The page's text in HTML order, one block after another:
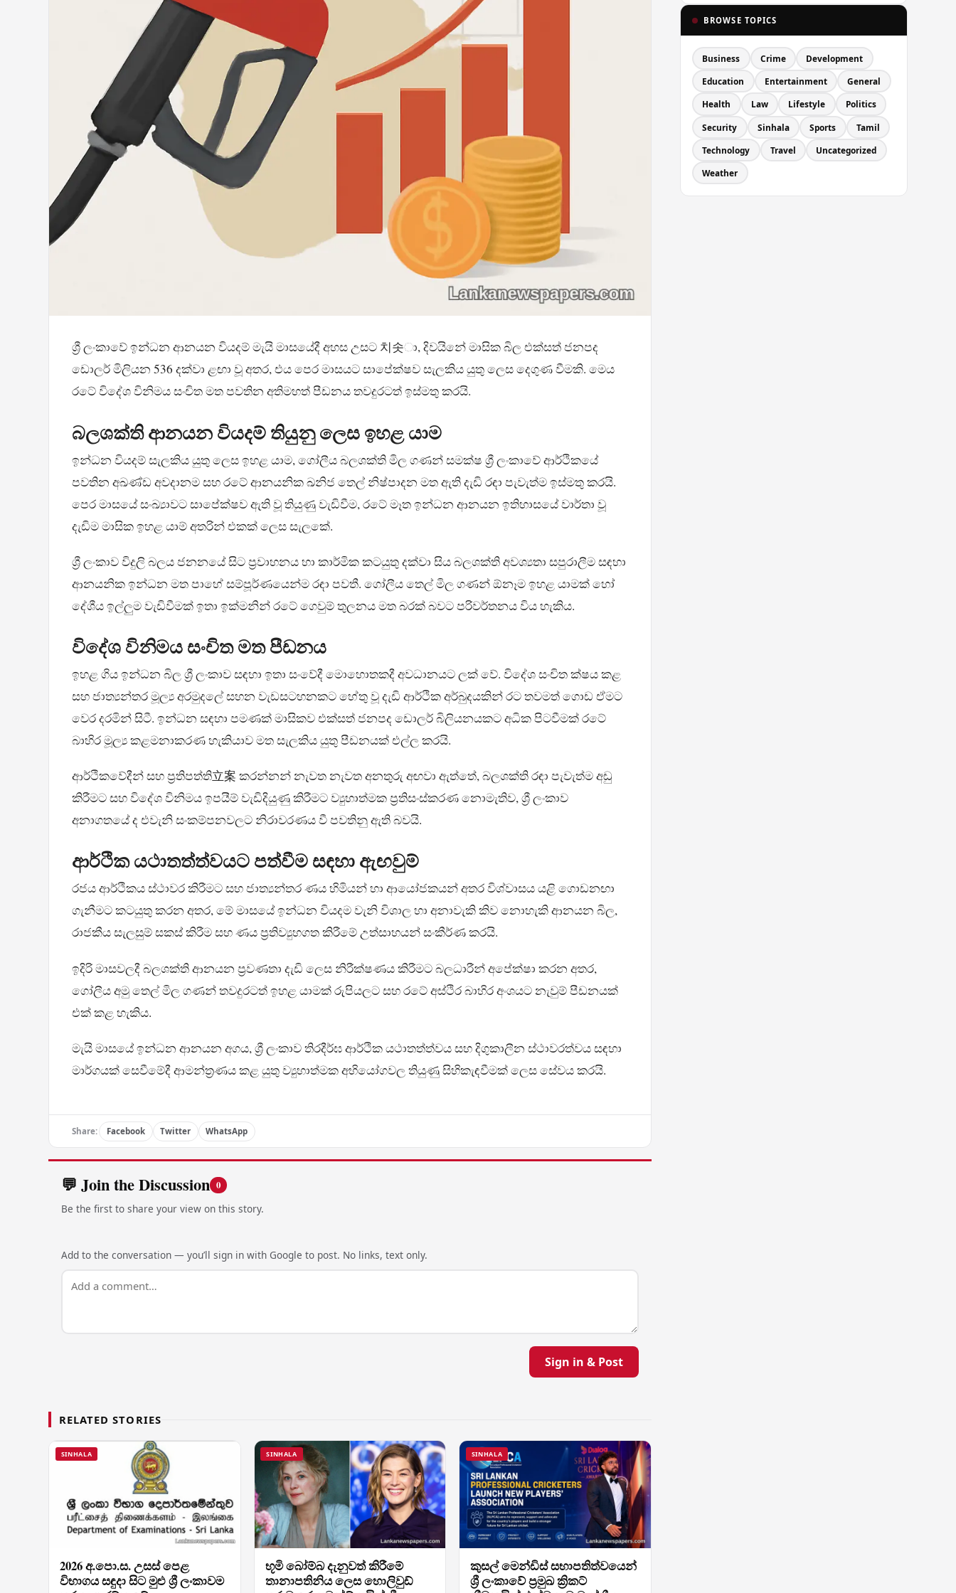
ශ්‍රී ලංකාවේ ඉන්ධන ආනයන වියදම් මැයි මාසයේදී අහස උසට 치솟ා, දිවයිනේ මාසික බිල එක්සත් ජනපද
ඩොලර් මිලියන 536 දක්වා ළඟා වූ අතර, එය පෙර මාසයට සාපේක්ෂව සැලකිය යුතු ලෙස දෙගුණ වීමකි. මෙය
රටේ විදේශ විනිමය සංචිත මත පවතින අතිමහත් පීඩනය තවදුරටත් ඉස්මතු කරයි.
බලශක්ති ආනයන වියදම් තියුනු ලෙස ඉහළ යාම
ඉන්ධන වියදම් සැලකිය යුතු ලෙස ඉහළ යාම, ගෝලීය බලශක්ති මිල ගණන් සමක්ෂ ශ්‍රී ලංකාවේ ආර්ථිකයේ
පවතින අඛණ්ඩ අවදානම සහ රටේ ආනයනික ඛනිජ තෙල් නිෂ්පාදන මත ඇති දැඩි රඳා පැවැත්ම ඉස්මතු කරයි.
පෙර මාසයේ සංඛ්‍යාවට සාපේක්ෂව ඇති වූ තියුණු වැඩිවීම, රටේ මෑත ඉන්ධන ආනයන ඉතිහාසයේ වාර්තා වූ
දැඩිම මාසික ඉහළ යාම් අතරින් එකක් ලෙස සැලකේ.
ශ්‍රී ලංකාව විදුලි බලය ජනනයේ සිට ප්‍රවාහනය හා කාර්මික කටයුතු දක්වා සිය බලශක්ති අවශ්‍යතා සපුරාලීම සඳහා
ආනයනික ඉන්ධන මත පාහේ සම්පූර්ණයෙන්ම රඳා පවතී. ගෝලීය තෙල් මිල ගණන් ඕනෑම ඉහළ යාමක් හෝ
දේශීය ඉල්ලුම වැඩිවීමක් ඉතා ඉක්මනින් රටේ ගෙවුම් තුලනය මත බරක් බවට පරිවර්තනය විය හැකිය.
විදේශ විනිමය සංචිත මත පීඩනය
ඉහළ ගිය ඉන්ධන බිල ශ්‍රී ලංකාව සඳහා ඉතා සංවේදී මොහොතකදී අවධානයට ලක් වේ. විදේශ සංචිත ක්ෂය කළ
සහ ජාත්‍යන්තර මූල්‍ය අරමුදලේ සහන වැඩසටහනකට හේතු වූ දැඩි ආර්ථික අර්බුදයකින් රට තවමත් ගොඩ ඒමට
වෙර දරමින් සිටී. ඉන්ධන සඳහා පමණක් මාසිකව එක්සත් ජනපද ඩොලර් බිලියනයකට අධික පිටවීමක් රටේ
බාහිර මූල්‍ය කළමනාකරණ හැකියාව මත සැලකිය යුතු පීඩනයක් එල්ල කරයි.
ආර්ථිකවේදීන් සහ ප්‍රතිපත්ති立案 කරන්නන් නැවත නැවත අනතුරු අඟවා ඇත්තේ, බලශක්ති රඳා පැවැත්ම අඩු
කිරීමට සහ විදේශ විනිමය ඉපයීම් වැඩිදියුණු කිරීමට ව්‍යුහාත්මක ප්‍රතිසංස්කරණ නොමැතිව, ශ්‍රී ලංකාව
අනාගතයේ ද එවැනි සංකම්පනවලට නිරාවරණය වී පවතිනු ඇති බවයි.
ආර්ථික යථාතත්ත්වයට පත්වීම සඳහා ඇඟවුම්
රජය ආර්ථිකය ස්ථාවර කිරීමට සහ ජාත්‍යන්තර ණය හිමියන් හා ආයෝජකයන් අතර විශ්වාසය යළි ගොඩනඟා
ගැනීමට කටයුතු කරන අතර, මේ මාසයේ ඉන්ධන වියදම වැනි විශාල හා අනාවැකි කිව නොහැකි ආනයන බිල,
රාජකීය සැලසුම් සකස් කිරීම සහ ණය ප්‍රතිව්‍යුහගත කිරීමේ උත්සාහයන් සංකීර්ණ කරයි.
ඉදිරි මාසවලදී බලශක්ති ආනයන ප්‍රවණතා දැඩි ලෙස නිරීක්ෂණය කිරීමට බලධාරීන් අපේක්ෂා කරන අතර,
ගෝලීය අමු තෙල් මිල ගණන් තවදුරටත් ඉහළ යාමක් රුපියලට සහ රටේ අස්ථිර බාහිර අංශයට නැවුම් පීඩනයක්
එක් කළ හැකිය.
මැයි මාසයේ ඉන්ධන ආනයන අගය, ශ්‍රී ලංකාව තිරදීර්ඝ ආර්ථික යථාතත්ත්වය සහ දිගුකාලීන ස්ථාවරත්වය සඳහා
මාර්ගයක් සෙවීමේදී ආමන්ත්‍රණය කළ යුතු ව්‍යුහාත්මක අභියෝගවල තියුණු සිහිකැඳවීමක් ලෙස සේවය කරයි.
Share: Facebook Twitter WhatsApp
💬 Join the Discussion 0
Be the first to share your view on this story.
Add to the conversation — you’ll sign in with Google to post. No links, text only.
Sign in & Post
RELATED STORIES
SINHALA
2026 අ.පො.ස. උසස් පෙළ
විභාගය සඳුදා සිට මුළු ශ්‍රී ලංකාවම
SINHALA
භූමි බෝම්බ දැනුවත් කිරීමේ
තානාපතිනිය ලෙස හොලිවුඩ්
SINHALA
කුසල් මෙන්ඩිස් සභාපතිත්වයෙන්
ශ්‍රී ලංකාවේ ප්‍රමුඛ ක්‍රිකට්
BROWSE TOPICS
Business Crime Development
Education Entertainment General
Health Law Lifestyle Politics
Security Sinhala Sports Tamil
Technology Travel Uncategorized
Weather